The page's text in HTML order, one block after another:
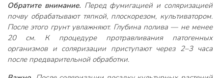
Обратите внимание. Перед фумигацией и соляризацией
почву обрабатывают тяпкой, плоскорезом, культиватором.
После этого грунт увлажняют. Глубина полива — не менее
20 см. К процедуре протравливания патогенных
организмов и соляризации приступают через 2–3 часа
после предварительной обработки.